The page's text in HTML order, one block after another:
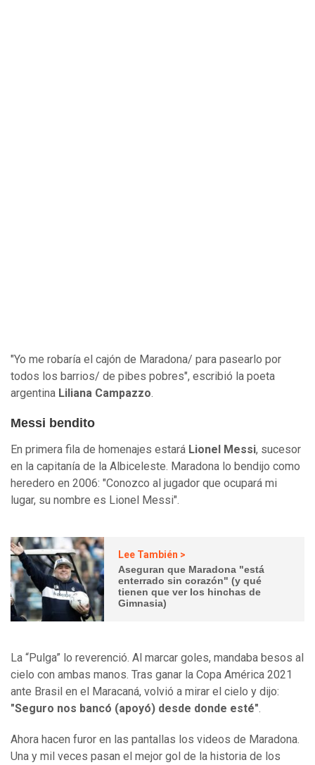
"Yo me robaría el cajón de Maradona/ para pasearlo por
todos los barrios/ de pibes pobres", escribió la poeta
argentina Liliana Campazzo.
Messi bendito
En primera fila de homenajes estará Lionel Messi, sucesor
en la capitanía de la Albiceleste. Maradona lo bendijo como
heredero en 2006: "Conozco al jugador que ocupará mi
lugar, su nombre es Lionel Messi".
Lee También >
Aseguran que Maradona "está
enterrado sin corazón" (y qué
tienen que ver los hinchas de
Gimnasia)
La “Pulga” lo reverenció. Al marcar goles, mandaba besos al
cielo con ambas manos. Tras ganar la Copa América 2021
ante Brasil en el Maracaná, volvió a mirar el cielo y dijo:
"Seguro nos bancó (apoyó) desde donde esté"
Ahora hacen furor en las pantallas los videos de Maradona.
Una y mil veces pasan el mejor gol de la historia de los